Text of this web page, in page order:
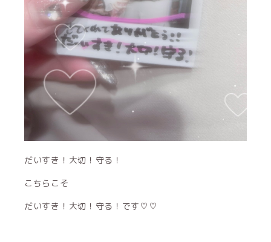
だいすき！大切！守る！
こちらこそ
だいすき！大切！守る！です♡♡